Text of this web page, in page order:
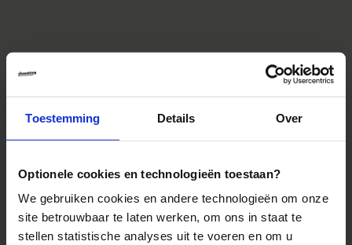
Toestemming Details Over
Optionele cookies en technologieën toestaan?
We gebruiken cookies en andere technologieën om onze
site betrouwbaar te laten werken, om ons in staat te
stellen statistische analyses uit te voeren en om u
Bestemmingen
Duurzaam reizen
Reis- en annuleringsvoorwaarden
Veelgestelde vragen
Inloggen op mijn.Shoestring